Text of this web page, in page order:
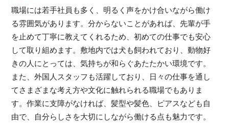
職場には若手社員も多く、明るく声をかけ合いながら働け
る雰囲気があります。分からないことがあれば、先輩が手
を止めて丁寧に教えてくれるため、初めての仕事でも安心
して取り組めます。敷地内では犬も飼われており、動物好
きの人にとっては、気持ちが和らぐあたたかい環境です。
また、外国人スタッフも活躍しており、日々の仕事を通し
てさまざまな考え方や文化に触れられる職場でもありま
す。作業に支障がなければ、髪型や髪色、ピアスなども自
由で、自分らしさを大切にしながら働ける点も魅力です。